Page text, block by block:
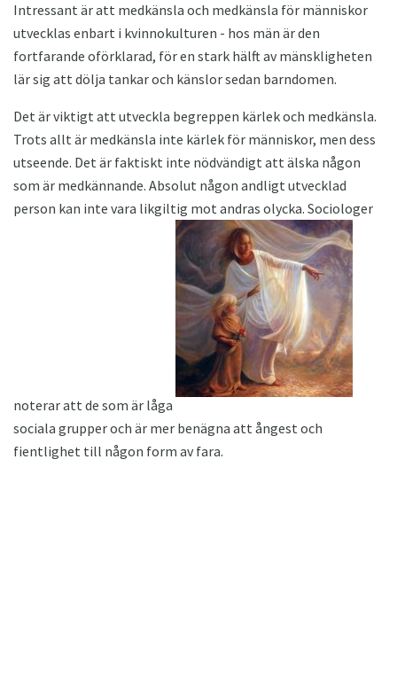
Intressant är att medkänsla och medkänsla för människor
utvecklas enbart i kvinnokulturen - hos män är den
fortfarande oförklarad, för en stark hälft av mänskligheten
lär sig att dölja tankar och känslor sedan barndomen.
Det är viktigt att utveckla begreppen kärlek och medkänsla.
Trots allt är medkänsla inte kärlek för människor, men dess
utseende. Det är faktiskt inte nödvändigt att älska någon
som är medkännande. Absolut någon andligt utvecklad
person kan inte vara likgiltig mot andras olycka. Sociologer
noterar att de som är låga
sociala grupper och är mer benägna att ångest och
fientlighet till någon form av fara.